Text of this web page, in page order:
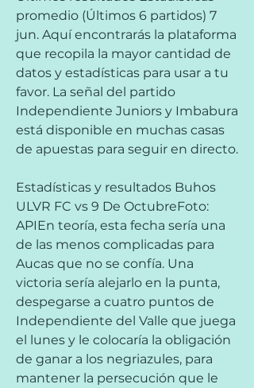
promedio (Últimos 6 partidos) 7
jun. Aquí encontrarás la plataforma
que recopila la mayor cantidad de
datos y estadísticas para usar a tu
favor. La señal del partido
Independiente Juniors y Imbabura
está disponible en muchas casas
de apuestas para seguir en directo.
Estadísticas y resultados Buhos
ULVR FC vs 9 De OctubreFoto:
APIEn teoría, esta fecha sería una
de las menos complicadas para
Aucas que no se confía. Una
victoria sería alejarlo en la punta,
despegarse a cuatro puntos de
Independiente del Valle que juega
el lunes y le colocaría la obligación
de ganar a los negriazules, para
mantener la persecución que le